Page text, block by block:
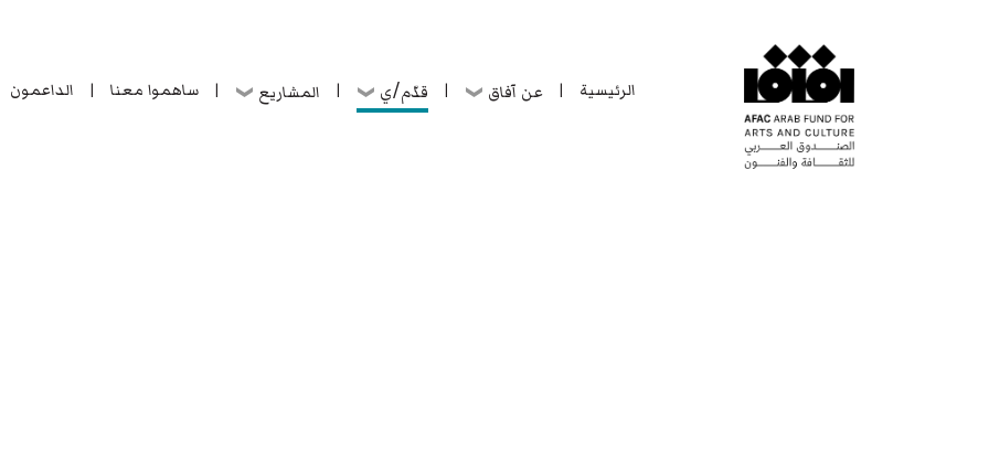
الرئيسية | عن آفاق | قدّم/ي | المشاريع | ساهموا معنا | الداعمون